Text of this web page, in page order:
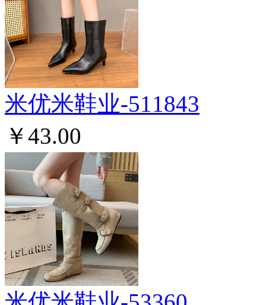
米优米鞋业-511843
￥43.00